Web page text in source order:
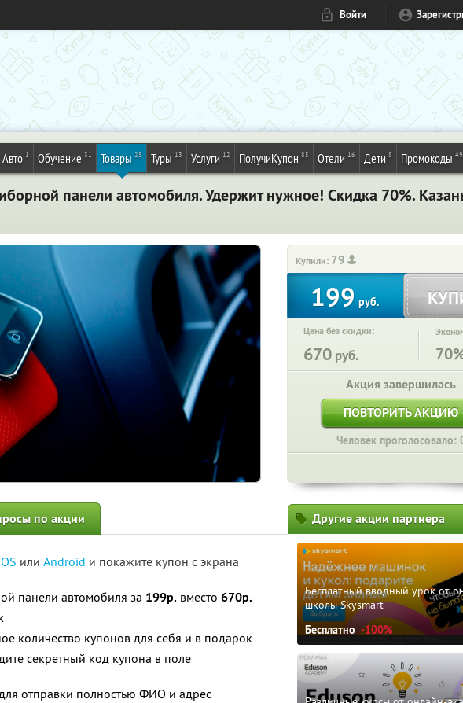
Войти
Авто 1 Обучение 31 Товары 25 Туры 13 Услуги 12 ПолучиКупон 85 Отели 16 Дети 8 Промокоды 49
панели автомобиля. Удержит нужное! Скидка 70%.
Купили: 79
199 руб.
Цена без скидки:
670 руб.
Акция завершилась
ПОВТОРИТЬ АКЦИЮ
Человек проголосовало:
по акции
или Android и покажите купон с экрана
панели автомобиля за 199р. вместо 670р.
количество купонов для себя и в подарок
секретный код купона в поле
отправки полностью ФИО и адрес
Другие акции партнера
Бесплатный вводный урок от
школы Skysmart
Бесплатно -100%